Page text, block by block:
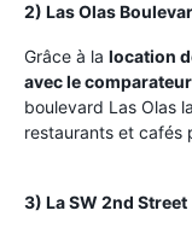
2) Las Olas
Grâce à la location
avec le comparateur
boulevard Las Olas
restaurants et cafés
3) La SW 2nd Street